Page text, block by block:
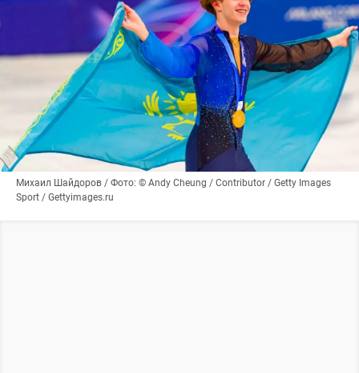
Михаил Шайдоров / Фото: © Andy Cheung / Contributor / Getty Images
Sport / Gettyimages.ru